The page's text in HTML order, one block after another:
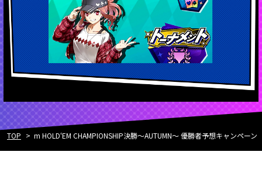
TOP m HOLD‘EM CHAMPIONSHIP決勝～AUTUMN～ 優勝者予想キャンペーン